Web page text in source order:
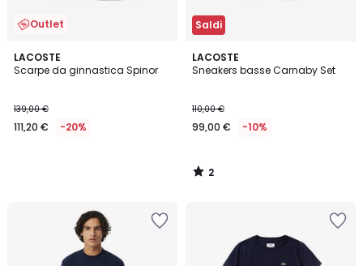
Outlet
LACOSTE
Scarpe da ginnastica Spinor
139,00 €
111,20 € -20%
Saldi
LACOSTE
Sneakers basse Carnaby Set
110,00 €
99,00 € -10%
2
/
2
/